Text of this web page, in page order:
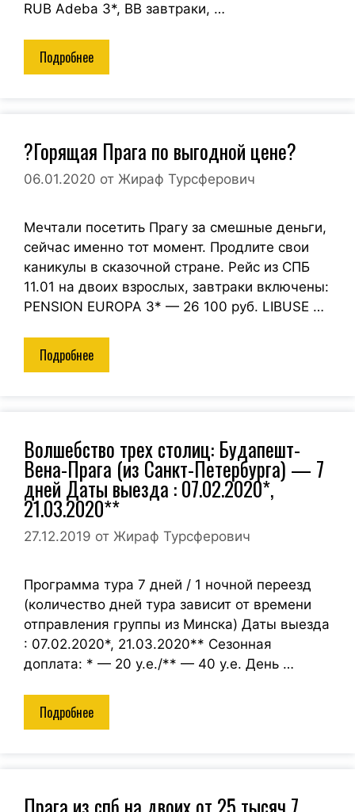
RUB Adeba 3*, BB завтраки, …
Подробнее
?Горящая Прага по выгодной цене?
06.01.2020 от Жираф Турсферович
Мечтали посетить Прагу за смешные деньги,
сейчас именно тот момент. Продлите свои
каникулы в сказочной стране. Рейс из СПБ
11.01 на двоих взрослых, завтраки включены:
PENSION EUROPA 3* — 26 100 руб. LIBUSE …
Подробнее
Волшебство трех столиц: Будапешт-
Вена-Прага (из Санкт-Петербурга) — 7
дней Даты выезда : 07.02.2020*,
21.03.2020**
27.12.2019 от Жираф Турсферович
Программа тура 7 дней / 1 ночной переезд
(количество дней тура зависит от времени
отправления группы из Минска) Даты выезда
: 07.02.2020*, 21.03.2020** Сезонная
доплата: * — 20 у.е./** — 40 у.е. День …
Подробнее
Прага из спб на двоих от 25 тысяч 7